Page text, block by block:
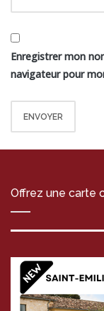
Enregistrer mon
navigateur pour
Offrez une carte